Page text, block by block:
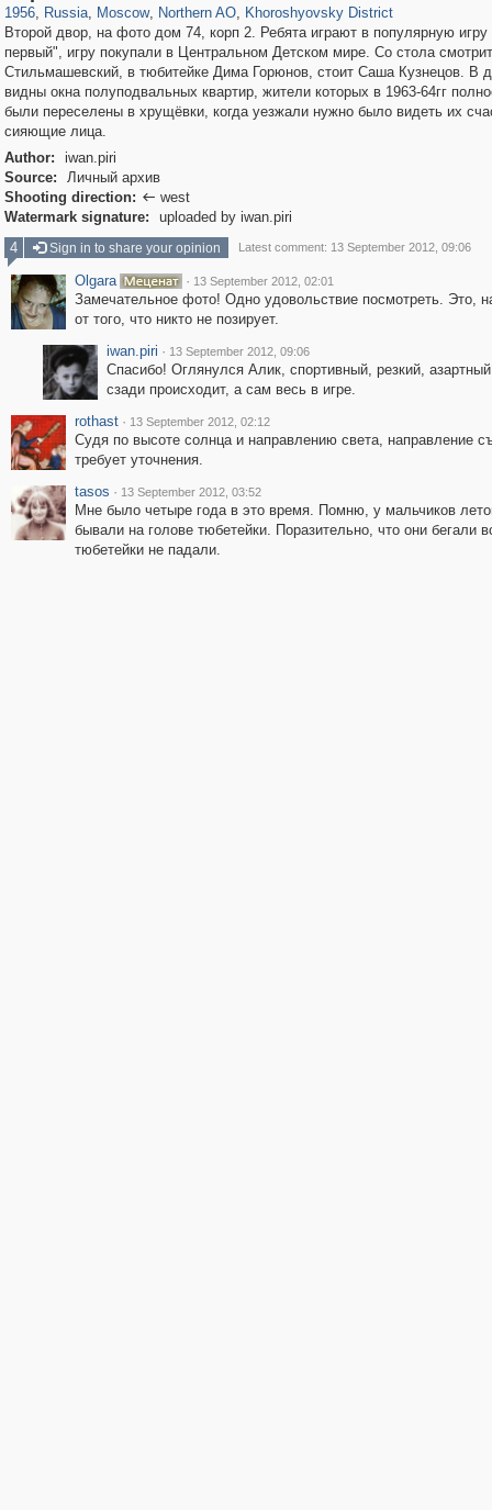
1956, Russia, Moscow, Northern AO, Khoroshyovsky District
Второй двор, на фото дом 74, корп 2. Ребята играют в популярную игру
первый", игру покупали в Центральном Детском мире. Со стола
Стильмашевский, в тюбитейке Дима Горюнов, стоит Саша Кузнецов. В
видны окна полуподвальных квартир, жители которых в 1963-64гг
были переселены в хрущёвки, когда уезжали нужно было видеть их
сияющие лица.
Author:
iwan.piri
Source:
Личный архив
Shooting direction:  west
Watermark signature:
uploaded by iwan.piri
4
Sign in to share your opinion Latest comment: 13 September 2012, 09:06
Olgara · 13 September 2012, 02:01
Замечательное фото! Одно удовольствие посмотреть. Это,
от того, что никто не позирует.
iwan.piri · 13 September 2012, 09:06
Спасибо! Оглянулся Алик, спортивный, резкий,
сзади происходит, а сам весь в игре.
rothast · 13 September 2012, 02:12
Судя по высоте солнца и направлению света, направление
требует уточнения.
tasos · 13 September 2012, 03:52
Мне было четыре года в это время. Помню, у мальчиков
бывали на голове тюбетейки. Поразительно, что они бегали
тюбетейки не падали.